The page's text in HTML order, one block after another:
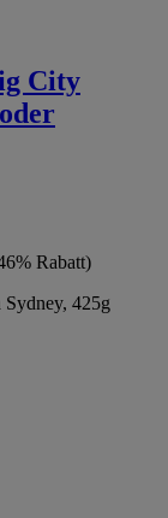
City
Rabatt)
425g